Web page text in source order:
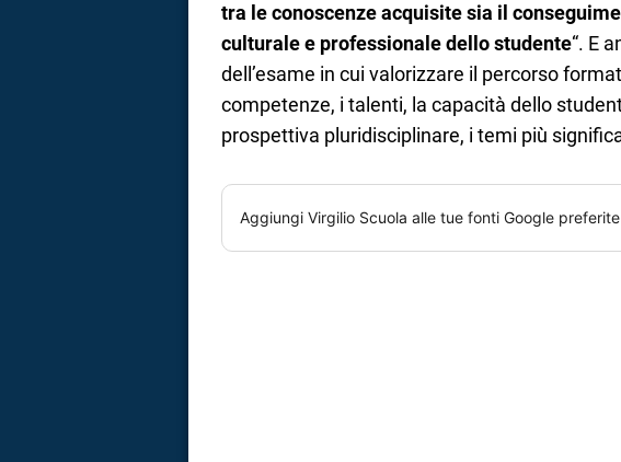
tra le conoscenze acquisite sia il
culturale e professionale dello studente“. E
dell’esame in cui valorizzare il percorso
competenze, i talenti, la capacità dello
prospettiva pluridisciplinare, i temi più
Aggiungi Virgilio Scuola alle tue fonti Google preferite